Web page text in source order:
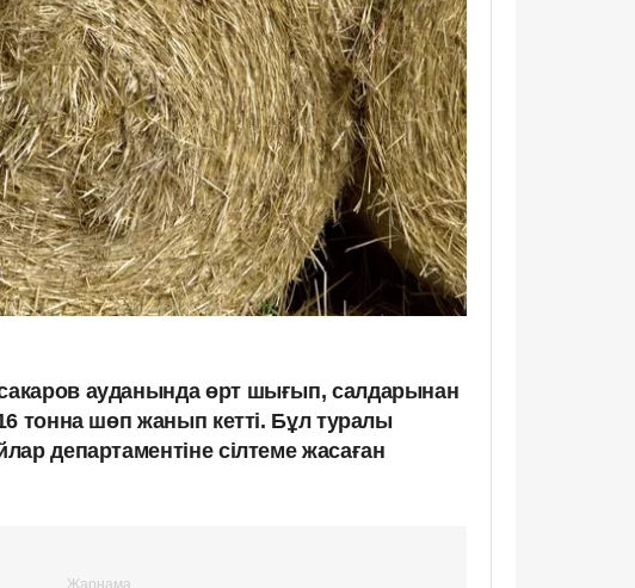
ауданында өрт шығып, салдарынан
тонна шөп жанып кетті. Бұл туралы
департаментіне сілтеме жасаған